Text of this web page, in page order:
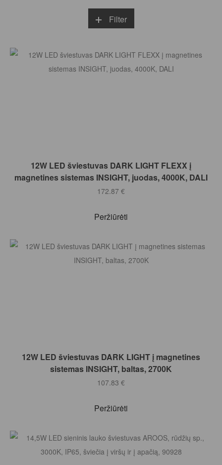
Filter
Į KREPŠELĮ
12W LED šviestuvas DARK LIGHT FLEXX į
magnetines sistemas INSIGHT, juodas, 4000K, DALI
172.87 €
Peržiūrėti
Į KREPŠELĮ
12W LED šviestuvas DARK LIGHT į magnetines
sistemas INSIGHT, baltas, 2700K
107.83 €
Peržiūrėti